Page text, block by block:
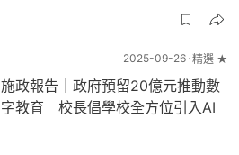
2025-09-26 精選 ★
施政報告｜政府預留20億元推動數
字教育 校長倡學校全方位引入AI